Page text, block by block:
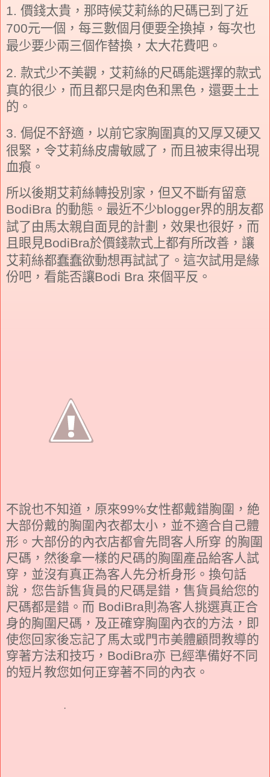
1. 價錢太貴，那時候艾莉絲的尺碼已到了近
700元一個，每三數個月便要全換掉，每次也
最少要少兩三個作替換，太大花費吧。
2. 款式少不美觀，艾莉絲的尺碼能選擇的款式
真的很少，而且都只是肉色和黑色，還要土土
的。
3. 侷促不舒適，以前它家胸圍真的又厚又硬又
很緊，令艾莉絲皮膚敏感了，而且被束得出現
血痕。
所以後期艾莉絲轉投別家，但又不斷有留意
BodiBra 的動態。最近不少blogger界的朋友都
試了由馬太親自面見的計劃，效果也很好，而
且眼見BodiBra於價錢款式上都有所改善，讓
艾莉絲都蠢蠢欲動想再試試了。這次試用是緣
份吧，看能否讓Bodi Bra 來個平反。
不說也不知道，原來99%女性都戴錯胸圍，絶
大部份戴的胸圍內衣都太小，並不適合自己體
形。大部份的內衣店都會先問客人所穿 的胸圍
尺碼，然後拿一樣的尺碼的胸圍產品給客人試
穿，並沒有真正為客人先分析身形。換句話
說，您告訴售貨員的尺碼是錯，售貨員給您的
尺碼都是錯。而 BodiBra則為客人挑選真正合
身的胸圍尺碼，及正確穿胸圍內衣的方法，即
使您回家後忘記了馬太或門市美體顧問教導的
穿著方法和技巧，BodiBra亦 已經準備好不同
的短片教您如何正穿著不同的內衣。
·